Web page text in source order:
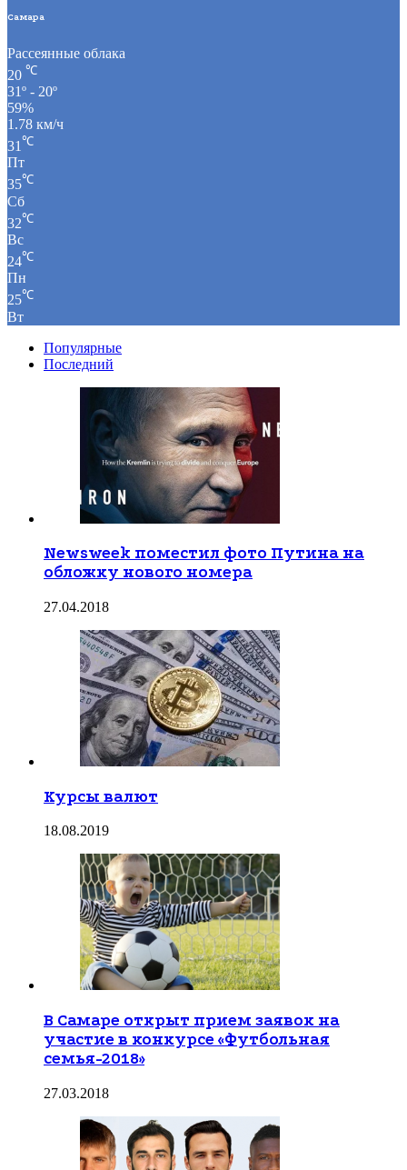
Самара
Рассеянные облака
20 ℃
31º - 20º
59%
1.78 км/ч
31 ℃
Пт
35℃
Сб
32℃
Вс
24℃
Пн
25℃
Вт
Популярные
Последний
Newsweek поместил фото Путина на
обложку нового номера
27.04.2018
Курсы валют
18.08.2019
В Самаре открыт прием заявок на
участие в конкурсе «Футбольная
семья-2018»
27.03.2018